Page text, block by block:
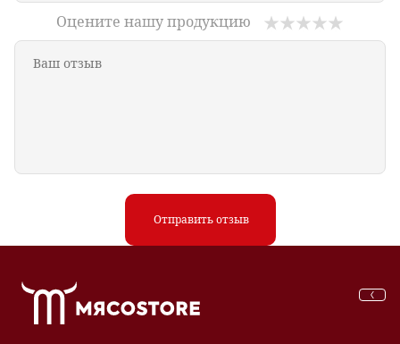
Оцените нашу продукцию
Отправить отзыв